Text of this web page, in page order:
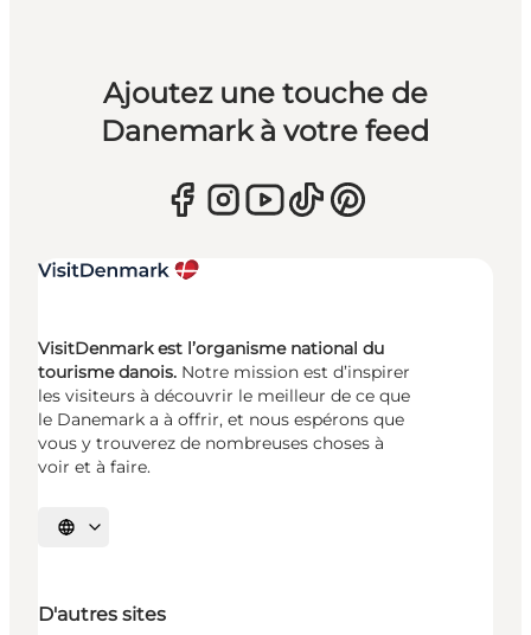
Ajoutez une touche de
Danemark à votre feed
VisitDenmark est l’organisme national du
tourisme danois. Notre mission est d’inspirer
les visiteurs à découvrir le meilleur de ce que
le Danemark a à offrir, et nous espérons que
vous y trouverez de nombreuses choses à
voir et à faire.
Choisissez la langue
D'autres sites